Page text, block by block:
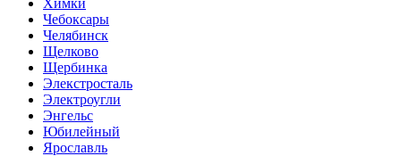
Химки
Чебоксары
Челябинск
Щелково
Щербинка
Элекстросталь
Электроугли
Энгельс
Юбилейный
Ярославль